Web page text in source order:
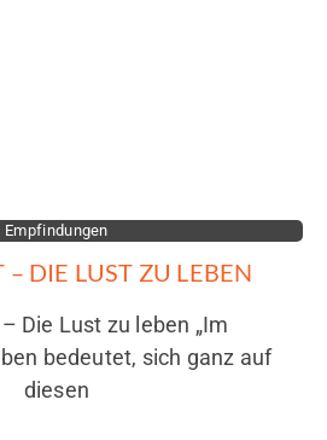
Empfindungen
– DIE LUST ZU LEBEN
Die Lust zu leben „Im
bedeutet, sich ganz auf
diesen